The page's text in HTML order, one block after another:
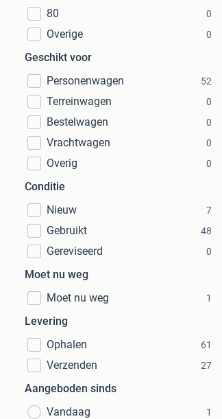
80 0
Overige 0
Geschikt voor
Personenwagen
52
Terreinwagen 0
Bestelwagen 0
Vrachtwagen 0
Overig 0
Conditie
Nieuw
7
Gebruikt 48
Gereviseerd 0
Moet nu weg
Moet nu weg
1
Levering
Ophalen
61
Verzenden 27
Aangeboden sinds
Vandaag
1